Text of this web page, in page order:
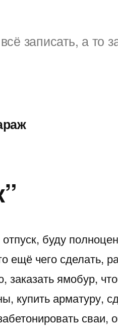
записать, а то
буду
ещё чего сделать,
заказать ямобур,
купить арматуру,
сваи,